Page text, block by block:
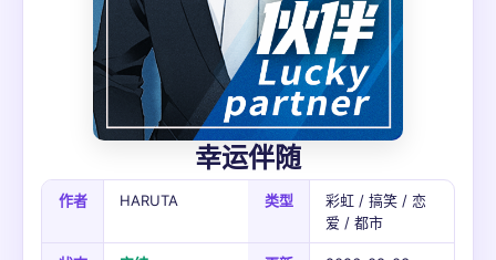
幸运伴随
作者 HARUTA 类型
彩虹 / 搞笑 / 恋
爱 / 都市